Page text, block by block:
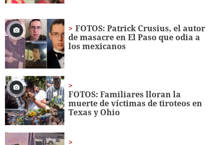
FOTOS: Patrick Crusius, el autor
de masacre en El Paso que odia a
los mexicanos
FOTOS: Familiares lloran la
muerte de víctimas de tiroteos en
Texas y Ohio